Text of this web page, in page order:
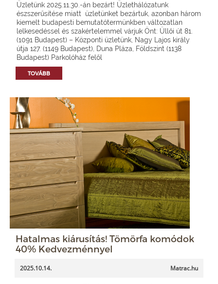
Üzletünk 2025.11.30.-án bezárt! Üzlethálózatunk
észszerűsítése miatt üzletünket bezártuk, azonban három
kiemelt budapesti bemutatótermünkben változatlan
lelkesedéssel és szakértelemmel várjuk Önt: Üllői út 81.
(1091 Budapest) – Központi üzletünk, Nagy Lajos király
útja 127. (1149 Budapest), Duna Pláza, Földszint (1138
Budapest) Parkolóház felől
TOVÁBB
Hatalmas kiárusítás! Tömörfa komódok
40% Kedvezménnyel
2025.10.14. Matrac.hu